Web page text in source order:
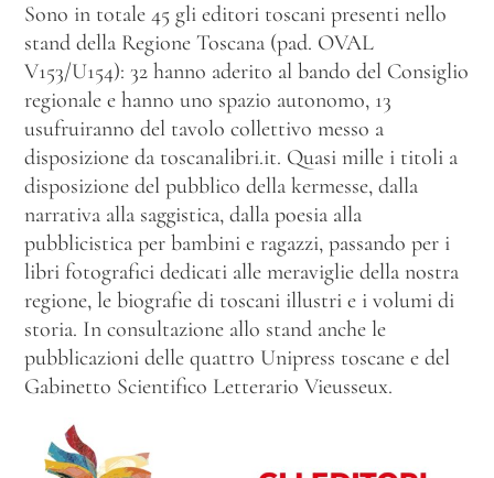
Sono in totale 45 gli editori toscani presenti nello
stand della Regione Toscana (pad. OVAL
V153/U154): 32 hanno aderito al bando del Consiglio
regionale e hanno uno spazio autonomo, 13
usufruiranno del tavolo collettivo messo a
disposizione da toscanalibri.it. Quasi mille i titoli a
disposizione del pubblico della kermesse, dalla
narrativa alla saggistica, dalla poesia alla
pubblicistica per bambini e ragazzi, passando per i
libri fotografici dedicati alle meraviglie della nostra
regione, le biografie di toscani illustri e i volumi di
storia. In consultazione allo stand anche le
pubblicazioni delle quattro Unipress toscane e del
Gabinetto Scientifico Letterario Vieusseux.